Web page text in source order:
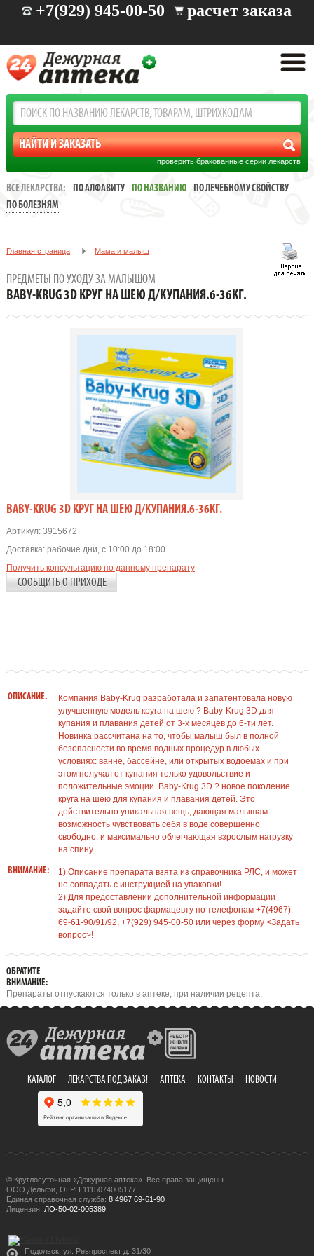
+7(929) 945-00-50 расчет заказа
проверить бракованные серии лекарств
ВСЕ ЛЕКАРСТВА: ПО АЛФАВИТУ ПО НАЗВАНИЮ
ПО ЛЕЧЕБНОМУ СВОЙСТВУ
ПО БОЛЕЗНЯМ
Главная страница Мама и малыш
Предметы по уходу за малышом
BABY-KRUG 3D КРУГ НА ШЕЮ Д/КУПАНИЯ.6-36КГ.
ПРЕДМЕТЫ ПО УХОДУ ЗА МАЛЫШОМ
BABY-KRUG 3D КРУГ НА ШЕЮ Д/КУПАНИЯ.6-36КГ.
BABY-KRUG 3D КРУГ НА ШЕЮ Д/КУПАНИЯ.6-36КГ.
Артикул:3915672
Доставка: рабочие дни, с 10:00 до 18:00
Получить консультацию по данному препарату
СООБЩИТЬ О ПРИХОДЕ
ОПИСАНИЕ.
Компания Baby-Krug разработала и запатентовала новую
улучшенную модель круга на шею ? Baby-Krug 3D для
купания и плавания детей от 3-х месяцев до 6-ти лет.
Новинка рассчитана на то, чтобы малыш был в полной
безопасности во время водных процедур в любых
условиях: ванне, бассейне, или открытых водоемах и при
этом получал от купания только удовольствие и
положительные эмоции. Baby-Krug 3D ? новое поколение
круга на шею для купания и плавания детей. Это
действительно уникальная вещь, дающая малышам
возможность чувствовать себя в воде совершенно
свободно, и максимально облегчающая взрослым нагрузку
на спину.
ВНИМАНИЕ:
1) Описание препарата взята из справочника РЛС, и может
не совпадать с инструкцией на упаковки!
2) Для предоставлении дополнительной информации
задайте свой вопрос фармацевту по телефонам +7(4967)
69-61-90/91/92, +7(929) 945-00-50 или через форму <Задать
вопрос>!
ОБРАТИТЕ
ВНИМАНИЕ:
Препараты отпускаются только в аптеке, при наличии рецепта.
КАТАЛОГ ЛЕКАРСТВА ПОД ЗАКАЗ! АПТЕКА КОНТАКТЫ НОВОСТИ
© Круглосуточная «Дежурная аптека». Все права защищены.
ООО Дельфи, ОГРН 1115074005177
Единая справочная служба: 8 4967 69-61-90
Лицензия: ЛО-50-02-005389
Подольск, ул. Ревпроспект д. 31/30